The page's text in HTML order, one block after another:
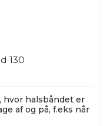
130
hvor halsbåndet er
af og på, f.eks når